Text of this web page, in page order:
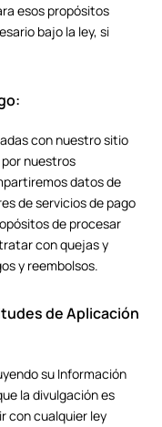
esos propósitos
bajo la ley, si
con nuestro sitio
nuestros
datos de
de servicios de pago
de procesar
con quejas y
y reembolsos.
de Aplicación
su Información
la divulgación es
con cualquier ley